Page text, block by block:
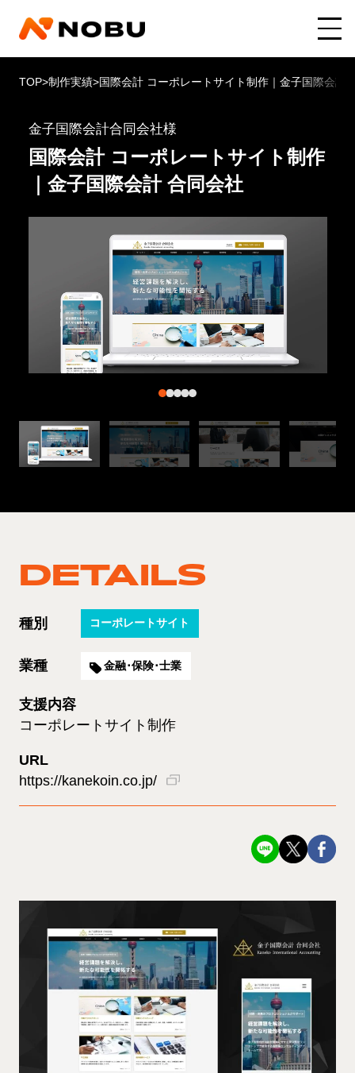
TOP>制作実績>国際会計 コーポレートサイト制作｜金子国際会計
金子国際会計合同会社様
国際会計 コーポレートサイト制作
｜金子国際会計 合同会社
DETAILS
種別 コーポレートサイト
業種 金融･保険･士業
支援内容
コーポレートサイト制作
URL
https://kanekoin.co.jp/